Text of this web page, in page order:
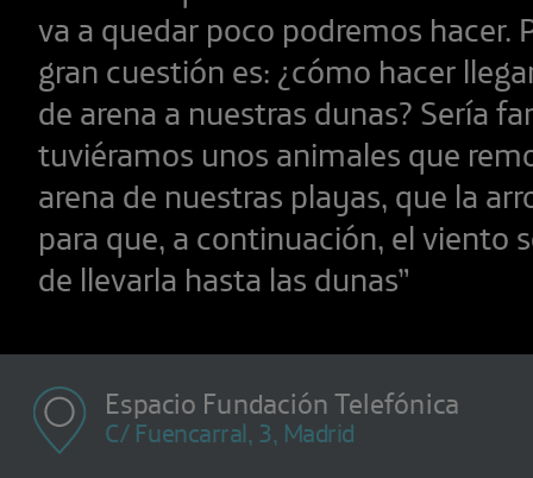
va a quedar poco podremos hacer.
gran cuestión es: ¿cómo hacer
de arena a nuestras dunas? Sería
tuviéramos unos animales que
arena de nuestras playas, que la
para que, a continuación, el viento
de llevarla hasta las dunas”
Espacio Fundación Telefónica
C/ Fuencarral, 3, Madrid